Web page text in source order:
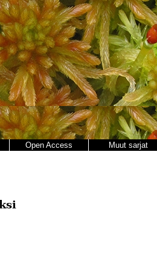
Open Access Muut sarjat